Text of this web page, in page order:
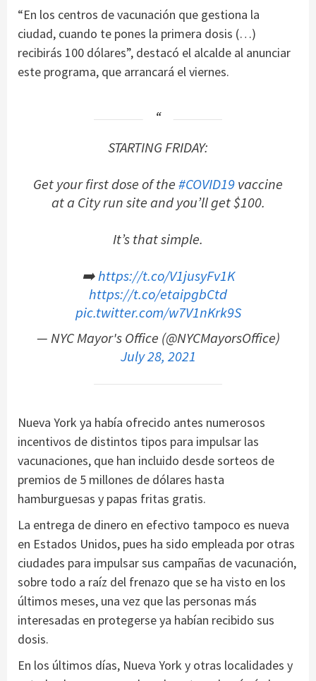
“En los centros de vacunación que gestiona la
ciudad, cuando te pones la primera dosis (…)
recibirás 100 dólares”, destacó el alcalde al anunciar
este programa, que arrancará el viernes.
STARTING FRIDAY:
Get your first dose of the#COVID19vaccine
at a City run site and you’ll get $100.
It’s that simple.
➡️https://t.co/V1jusyFv1K
https://t.co/etaipgbCtd
pic.twitter.com/w7V1nKrk9S
— NYC Mayor's Office (@NYCMayorsOffice)
July 28, 2021
Nueva York ya había ofrecido antes numerosos
incentivos de distintos tipos para impulsar las
vacunaciones, que han incluido desde sorteos de
premios de 5 millones de dólares hasta
hamburguesas y papas fritas gratis.
La entrega de dinero en efectivo tampoco es nueva
en Estados Unidos, pues ha sido empleada por otras
ciudades para impulsar sus campañas de vacunación,
sobre todo a raíz del frenazo que se ha visto en los
últimos meses, una vez que las personas más
interesadas en protegerse ya habían recibido sus
dosis.
En los últimos días, Nueva York y otras localidades y